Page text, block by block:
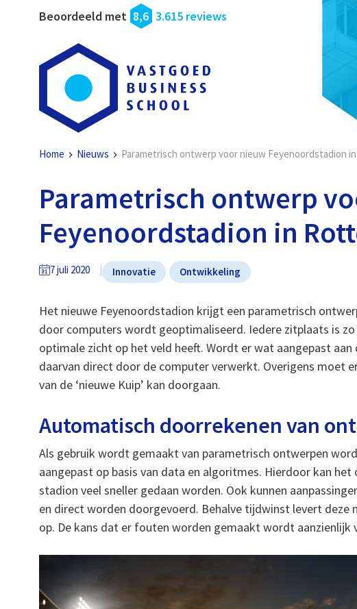
Beoordeeld met 8,6 3.615 reviews
Home Nieuws Parametrisch ontwerp voor nieuw Feyenoordstadion
Parametrisch ontwerp
Feyenoordstadion in
7 juli 2020 Innovatie Ontwikkeling
Het nieuwe Feyenoordstadion krijgt een parametrisch
door computers wordt geoptimaliseerd. Iedere zitplaats is
optimale zicht op het veld heeft. Wordt er wat aangepast
daarvan direct door de computer verwerkt. Overigens moet
van de ‘nieuwe Kuip’ kan doorgaan.
Automatisch doorrekenen van
Als gebruik wordt gemaakt van parametrisch ontwerpen
aangepast op basis van data en algoritmes. Hierdoor kan
stadion veel sneller gedaan worden. Ook kunnen
en direct worden doorgevoerd. Behalve tijdwinst levert deze
op. De kans dat er fouten worden gemaakt wordt aanzienlijk